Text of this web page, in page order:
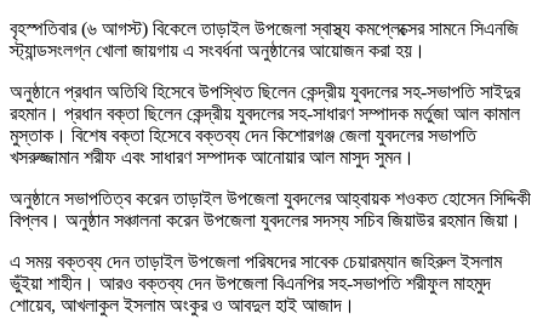
বৃহস্পতিবার (৬ আগস্ট) বিকেলে তাড়াইল উপজেলা স্বাস্থ্য কমপ্লেক্সের সামনে সিএনজি
স্ট্যান্ডসংলগ্ন খোলা জায়গায় এ সংবর্ধনা অনুষ্ঠানের আয়োজন করা হয়।
অনুষ্ঠানে প্রধান অতিথি হিসেবে উপস্থিত ছিলেন কেন্দ্রীয় যুবদলের সহ-সভাপতি সাইদুর
রহমান। প্রধান বক্তা ছিলেন কেন্দ্রীয় যুবদলের সহ-সাধারণ সম্পাদক মর্তুজা আল কামাল
মুস্তাক। বিশেষ বক্তা হিসেবে বক্তব্য দেন কিশোরগঞ্জ জেলা যুবদলের সভাপতি
খসরুজ্জামান শরীফ এবং সাধারণ সম্পাদক আনোয়ার আল মাসুদ সুমন।
অনুষ্ঠানে সভাপতিত্ব করেন তাড়াইল উপজেলা যুবদলের আহ্বায়ক শওকত হোসেন সিদ্দিকী
বিপ্লব। অনুষ্ঠান সঞ্চালনা করেন উপজেলা যুবদলের সদস্য সচিব জিয়াউর রহমান জিয়া।
এ সময় বক্তব্য দেন তাড়াইল উপজেলা পরিষদের সাবেক চেয়ারম্যান জহিরুল ইসলাম
ভুঁইয়া শাহীন। আরও বক্তব্য দেন উপজেলা বিএনপির সহ-সভাপতি শরীফুল মাহমুদ
শোয়েব, আখলাকুল ইসলাম অংকুর ও আবদুল হাই আজাদ।